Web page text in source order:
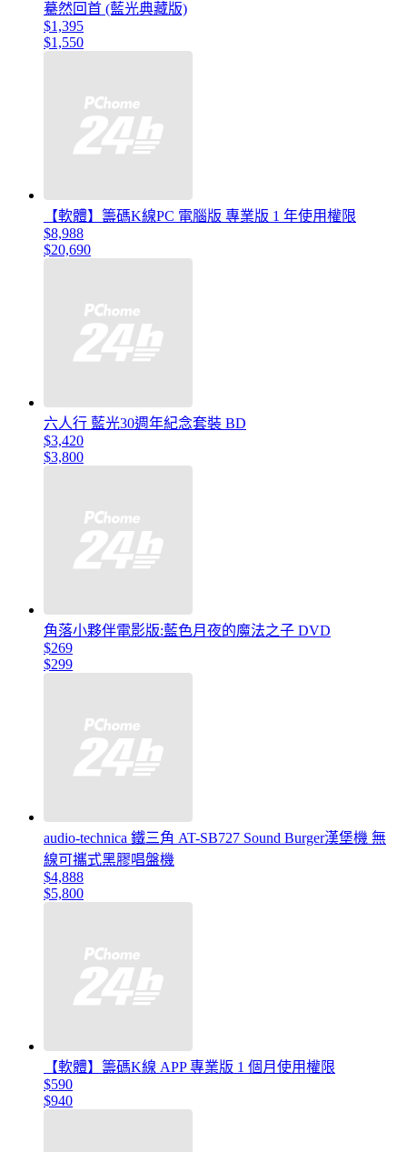
驀然回首 (藍光典藏版)
$1,395
$1,550
【軟體】籌碼K線PC 電腦版 專業版 1 年使用權限
$8,988
$20,690
六人行 藍光30週年紀念套裝 BD
$3,420
$3,800
角落小夥伴電影版:藍色月夜的魔法之子 DVD
$269
$299
audio-technica 鐵三角 AT-SB727 Sound Burger漢堡機 無
線可攜式黑膠唱盤機
$4,888
$5,800
【軟體】籌碼K線 APP 專業版 1 個月使用權限
$590
$940